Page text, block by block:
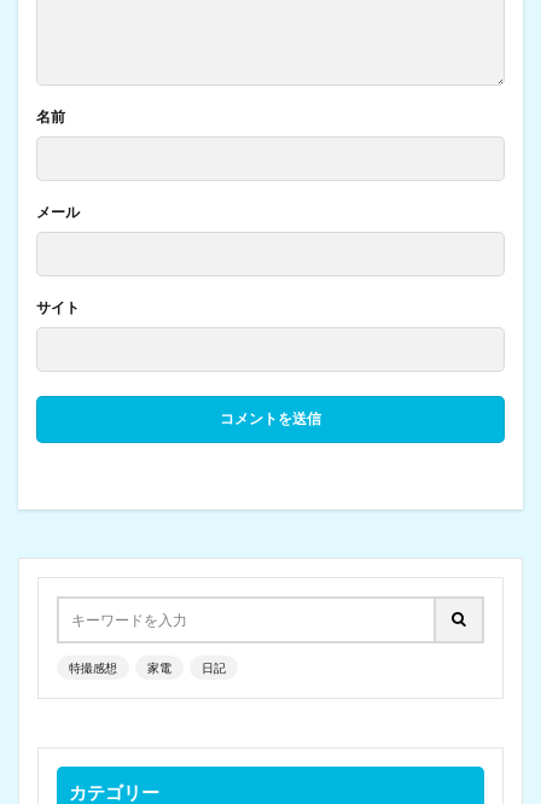
名前
メール
サイト
特撮感想 家電 日記
カテゴリー